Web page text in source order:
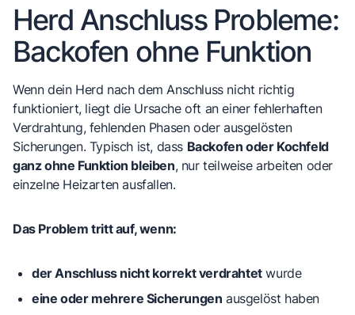
Herd Anschluss Probleme:
Backofen ohne Funktion
Wenn dein Herd nach dem Anschluss nicht richtig
funktioniert, liegt die Ursache oft an einer fehlerhaften
Verdrahtung, fehlenden Phasen oder ausgelösten
Sicherungen. Typisch ist, dass Backofen oder Kochfeld
ganz ohne Funktion bleiben, nur teilweise arbeiten oder
einzelne Heizarten ausfallen.
Das Problem tritt auf, wenn:
der Anschluss nicht korrekt verdrahtetwurde
eine oder mehrere Sicherungen ausgelöst haben